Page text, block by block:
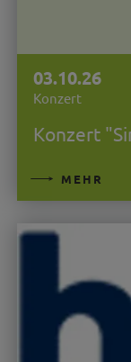
03.10.26
Konzert
Konzert
MEHR